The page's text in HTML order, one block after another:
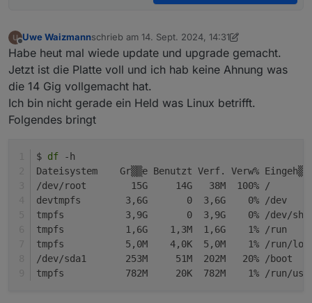
Offline
Uwe Waizmannschrieb am 14. Sept. 2024, 14:31
zuletzt editiert von Uwe Waizmann
Habe heut mal wiede update und upgrade gemacht.
Jetzt ist die Platte voll und ich hab keine Ahnung was
die 14 Gig vollgemacht hat.
Ich bin nicht gerade ein Held was Linux betrifft.
Folgendes bringt
$ df -h
Dateisystem    Gr▒▒e Benutzt Verf. Verw%
/dev/root        15G     14G   38M  100% /
devtmpfs        3,6G       0  3,6G    0% /dev
tmpfs           3,9G       0  3,9G    0% /dev/shm
tmpfs           1,6G    1,3M  1,6G    1% /run
tmpfs           5,0M    4,0K  5,0M    1% /run/
/dev/sda1       253M     51M  202M   20% /boot
tmpfs           782M     20K  782M    1% /run/